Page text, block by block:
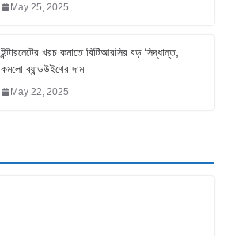
May 25, 2025
ইন্টারনেটের খরচ কমাতে বিটিআরসির বড় সিদ্ধান্ত,
কমলো ব্যান্ডউইথের দাম
May 22, 2025